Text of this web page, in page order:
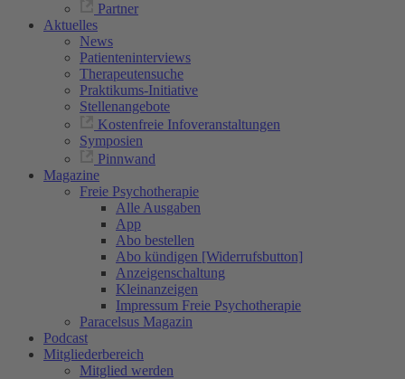
Partner
Aktuelles
News
Patienteninterviews
Therapeutensuche
Praktikums-Initiative
Stellenangebote
Kostenfreie Infoveranstaltungen
Symposien
Pinnwand
Magazine
Freie Psychotherapie
Alle Ausgaben
App
Abo bestellen
Abo kündigen [Widerrufsbutton]
Anzeigenschaltung
Kleinanzeigen
Impressum Freie Psychotherapie
Paracelsus Magazin
Podcast
Mitgliederbereich
Mitglied werden